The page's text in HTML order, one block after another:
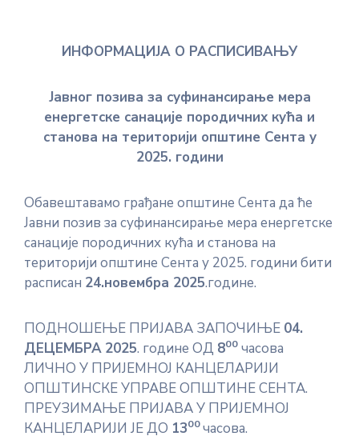
ИНФОРМАЦИЈА О РАСПИСИВАЊУ
Јавног позива за суфинансирање мера
енергетске санације породичних кућа и
станова на територији општине Сента у
2025. години
Обавештавамо грађане општине Сента да ће
Јавни позив за суфинансирање мера енергетске
санације породичних кућа и станова на
територији општине Сента у 2025. години бити
расписан 24.новембра 2025.године.
ПОДНОШЕЊЕ ПРИЈАВА ЗАПОЧИЊЕ 04.
ДЕЦЕМБРА 2025. године ОД 800 часова
ЛИЧНО У ПРИЈЕМНОЈ КАНЦЕЛАРИЈИ
ОПШТИНСКЕ УПРАВЕ ОПШТИНЕ СЕНТА.
ПРЕУЗИМАЊЕ ПРИЈАВА У ПРИЈЕМНОЈ
КАНЦЕЛАРИЈИ ЈЕ ДО 1300часова.